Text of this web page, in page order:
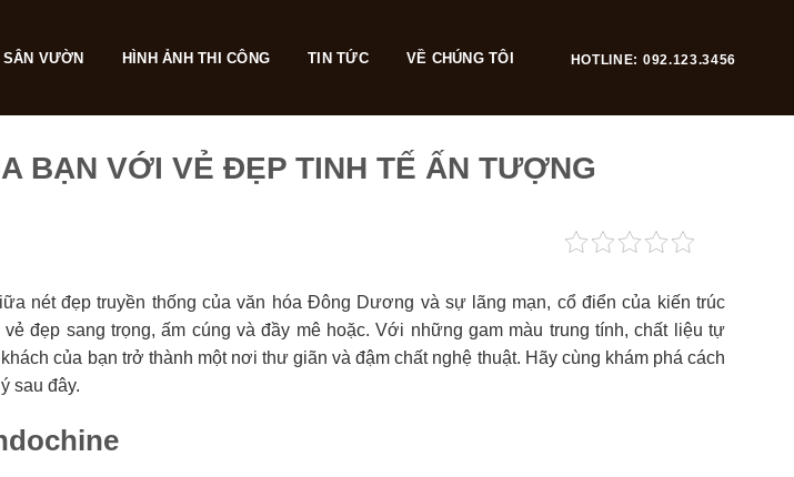
SÂN VƯỜN HÌNH ẢNH THI CÔNG TIN TỨC VỀ CHÚNG TÔI HOTLINE: 092.123.3456
BẠN VỚI VẺ ĐẸP TINH TẾ ẤN TƯỢNG
nét đẹp truyền thống của văn hóa Đông Dương và sự lãng mạn, cổ điển của kiến trúc
đẹp sang trọng, ấm cúng và đầy mê hoặc. Với những gam màu trung tính, chất liệu tự
của bạn trở thành một nơi thư giãn và đậm chất nghệ thuật. Hãy cùng khám phá cách
sau đây.